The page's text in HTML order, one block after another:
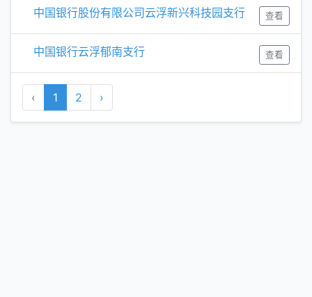
查看
中国银行股份有限公司云浮新兴科技园支行
查看
中国银行云浮郁南支行
‹ 1 2 ›